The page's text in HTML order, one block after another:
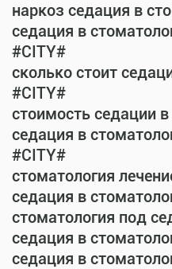
наркоз седация в
седация в
#CITY#
сколько стоит
#CITY#
стоимость седации
седация в
#CITY#
стоматология
седация в
стоматология под
седация в
седация в